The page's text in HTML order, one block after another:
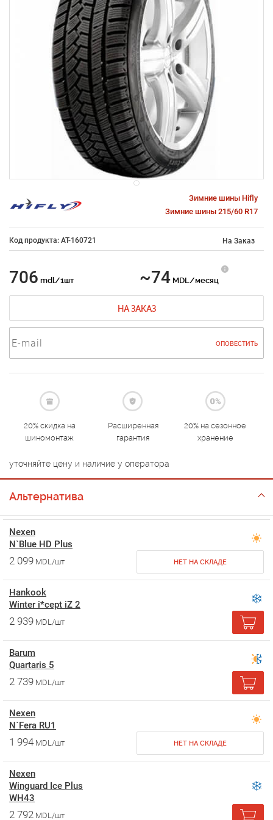
Зимние шины Hifly
Зимние шины 215/60 R17
Код продукта: AT-160721 На Заказ
706 mdl/1шт ~74 MDL/месяц
НА ЗАКАЗ
ОПОВЕСТИТЬ
20% скидка на
шиномонтаж
Расширенная
гарантия
20% на сезонное
хранение
уточняйте цену и наличие у оператора
Альтернатива
Nexen
N`Blue HD Plus
2 099 MDL/шт НЕТ НА СКЛАДЕ
Hankook
Winter i*cept iZ 2
2 939 MDL/шт
Barum
Quartaris 5
2 739 MDL/шт
Nexen
N`Fera RU1
1 994 MDL/шт НЕТ НА СКЛАДЕ
Nexen
Winguard Ice Plus
WH43
2 792 MDL/шт